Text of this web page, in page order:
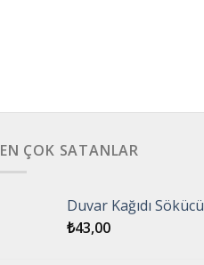
EN ÇOK SATANLAR
Duvar Kağıdı Sökücü
₺43,00